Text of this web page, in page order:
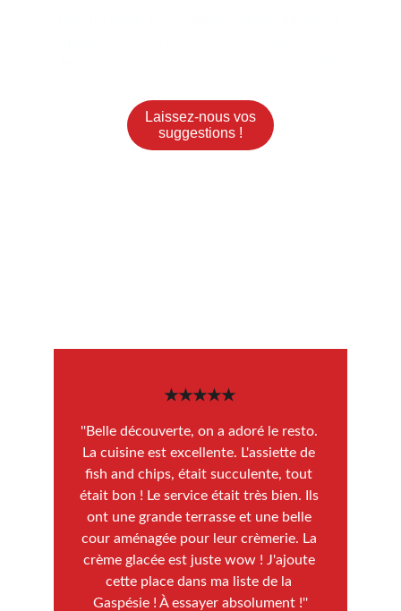
Laissez-nous vos
suggestions !
''Belle découverte, on a adoré le resto.
La cuisine est excellente. L'assiette de
fish and chips, était succulente, tout
était bon ! Le service était très bien. Ils
ont une grande terrasse et une belle
cour aménagée pour leur crèmerie. La
crème glacée est juste wow ! J'ajoute
cette place dans ma liste de la
Gaspésie ! À essayer absolument !''
★★★★★